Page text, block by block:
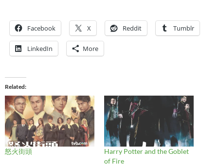
Facebook X Reddit Tumblr
LinkedIn More
Related
怒火街頭
Harry Potter and the Goblet
of Fire